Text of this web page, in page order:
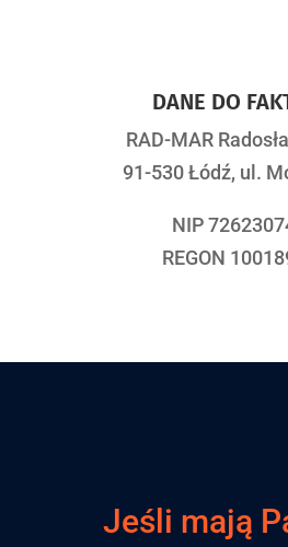
DANE DO
RAD-MAR
91-530 Łódź, ul.
NIP
REGON
Jeśli mają